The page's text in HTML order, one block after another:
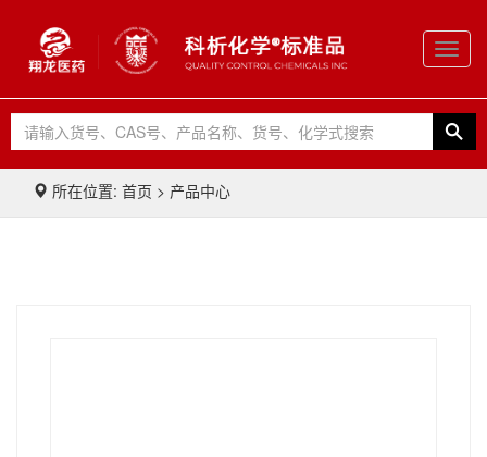
所在位置: 首页 > 产品中心